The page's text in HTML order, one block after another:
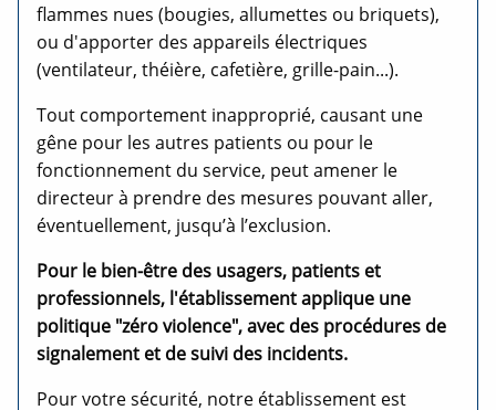
flammes nues (bougies, allumettes ou briquets),
ou d'apporter des appareils électriques
(ventilateur, théière, cafetière, grille-pain...).
Tout comportement inapproprié, causant une
gêne pour les autres patients ou pour le
fonctionnement du service, peut amener le
directeur à prendre des mesures pouvant aller,
éventuellement, jusqu’à l’exclusion.
Pour le bien-être des usagers, patients et
professionnels, l'établissement applique une
politique "zéro violence", avec des procédures de
signalement et de suivi des incidents.
Pour votre sécurité, notre établissement est